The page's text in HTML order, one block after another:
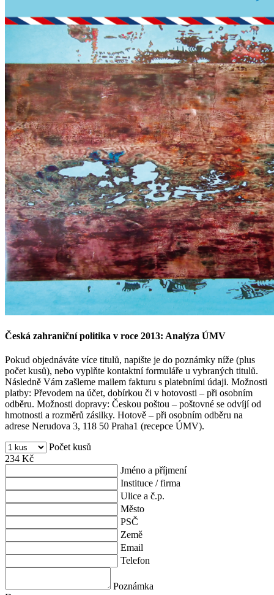
Česká zahraniční politika v roce 2013: Analýza ÚMV
Pokud objednáváte více titulů, napište je do poznámky níže (plus
počet kusů), nebo vyplňte kontaktní formuláře u vybraných titulů.
Následně Vám zašleme mailem fakturu s platebními údaji. Možnosti
platby: Převodem na účet, dobírkou či v hotovosti – při osobním
odběru. Možnosti dopravy: Českou poštou – poštovné se odvíjí od
hmotnosti a rozměrů zásilky. Hotově – při osobním odběru na
adrese Nerudova 3, 118 50 Praha1 (recepce ÚMV).
Počet kusů
234 Kč
Jméno a příjmení
Instituce / firma
Ulice a č.p.
Město
PSČ
Země
Email
Telefon
Poznámka